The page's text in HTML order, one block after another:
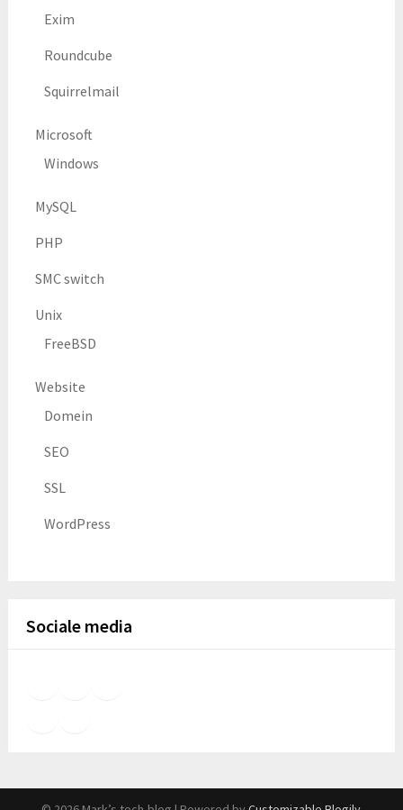
Exim
Roundcube
Squirrelmail
Microsoft
Windows
MySQL
PHP
SMC switch
Unix
FreeBSD
Website
Domein
SEO
SSL
WordPress
Sociale media